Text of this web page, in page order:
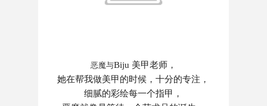
恶魔与Biju 美甲老师，
她在帮我做美甲的时候，十分的专注，
细腻的彩绘每一个指甲，